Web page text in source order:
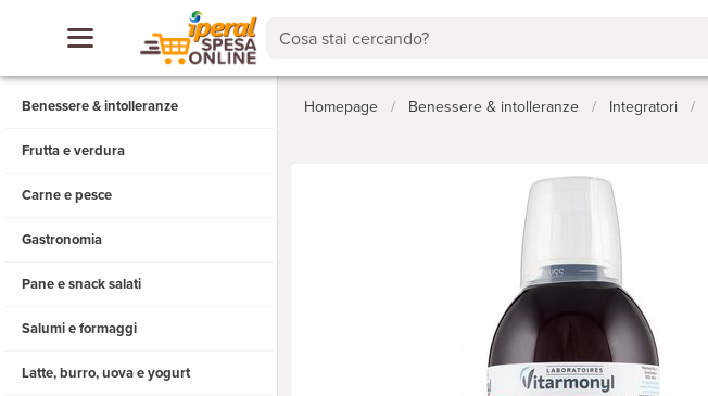
Cosa stai cercando?
Benessere & intolleranze
Frutta e verdura
Carne e pesce
Gastronomia
Pane e snack salati
Salumi e formaggi
Latte, burro, uova e yogurt
Homepage / Benessere & intolleranze / Integratori /